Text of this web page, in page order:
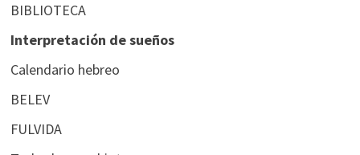
BIBLIOTECA
Interpretación de sueños
Calendario hebreo
BELEV
FULVIDA